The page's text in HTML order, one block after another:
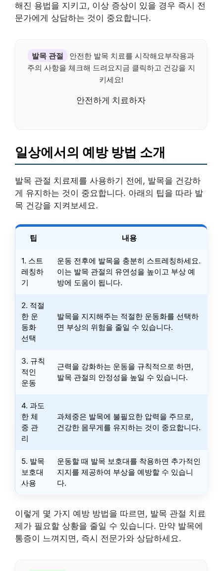
해진 용법을 지키고, 이상 증상이 있을 경우 즉시 전
문가에게 상담하는 것이 중요합니다.
발목 관절
안전한 발목 치료를 시작해요부작용과
주의 사항을 체크해 드려요지금 클릭하고 건강을 지
키세요!
안전하게 치료하자
일상에서의 예방 방법 소개
발목 관절 치료제를 사용하기 전에, 발목을 건강하
게 유지하는 것이 중요합니다. 아래의 팁을 따라 발
목 건강을 지켜보세요.
팁 내용
1. 스트
레칭하
기
운동 전후에 발목을 충분히 스트레칭하세요.
이는 발목 관절의 유연성을 높이고 부상 예
방에 도움이 됩니다.
2. 적절
한 운
동화
선택
발목을 지지해주는 적절한 운동화를 선택하
면 부상의 위험을 줄일 수 있습니다.
3. 규칙
적인
운동
근력을 강화하는 운동을 규칙적으로 하면,
발목 관절의 안정성을 높일 수 있습니다.
4. 과도
한 체
중 관
리
과체중은 발목에 불필요한 압력을 주므로,
건강한 몸무게를 유지하는 것이 중요합니다.
5. 발목
보호대
사용
운동할 때 발목 보호대를 착용하면 추가적인
지지를 제공하여 부상을 예방할 수 있습니
다.
이렇게 몇 가지 예방 방법을 따르면, 발목 관절 치료
제가 필요할 상황을 줄일 수 있습니다. 만약 발목에
통증이 느껴지면, 즉시 전문가와 상담하세요.